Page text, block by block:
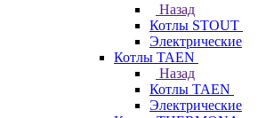
Назад
Котлы STOUT
Электрические
Котлы TAEN
Назад
Котлы TAEN
Электрические